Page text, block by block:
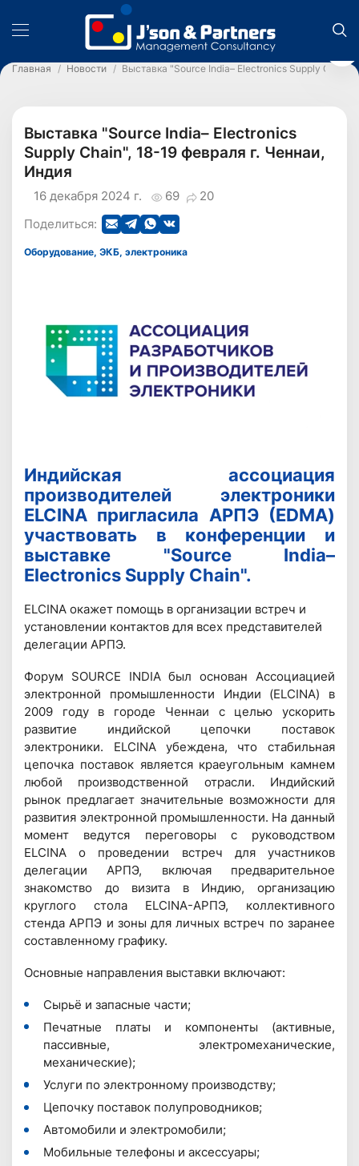
Главная Новости Выставка "Source India– Electronics Supply
Выставка "Source India– Electronics
Supply Chain", 18-19 февраля г. Ченнаи,
Индия
69 20
16 декабря 2024 г.
Поделиться:
Оборудование, ЭКБ, электроника
Индийская ассоциация
производителей электроники
ELCINA пригласила АРПЭ (EDMA)
участвовать в конференции и
выставке "Source India–
Electronics Supply Chain".
ELCINA окажет помощь в организации встреч и
установлении контактов для всех представителей
делегации АРПЭ.
Форум SOURCE INDIA был основан Ассоциацией
электронной промышленности Индии (ELCINA) в
2009 году в городе Ченнаи с целью ускорить
развитие индийской цепочки поставок
электроники. ELCINA убеждена, что стабильная
цепочка поставок является краеугольным камнем
любой производственной отрасли. Индийский
рынок предлагает значительные возможности для
развития электронной промышленности. На данный
момент ведутся переговоры с руководством
ELCINA о проведении встреч для участников
делегации АРПЭ, включая предварительное
знакомство до визита в Индию, организацию
круглого стола ELCINA-АРПЭ, коллективного
стенда АРПЭ и зоны для личных встреч по заранее
составленному графику.
Основные направления выставки включают:
Сырьё и запасные части;
Печатные платы и компоненты (активные,
пассивные, электромеханические,
механические);
Услуги по электронному производству;
Цепочку поставок полупроводников;
Автомобили и электромобили;
Мобильные телефоны и аксессуары;